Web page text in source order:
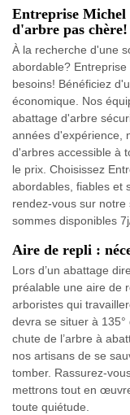
Entreprise Michel
d'arbre pas chère!
À la recherche d'une
abordable?
besoins! Bénéficiez
économique. Nos
abattage d'arbre
années d'expérience,
d'arbres accessible à
le prix. Choisissez
abordables, fiables et
rendez-vous sur
sommes disponibles
Aire de repli :
Lors d’un abattage
préalable une aire de
arboristes qui
devra se situer à
chute de l’arbre à
nos artisans de se
tomber. Rassurez-
mettrons tout en
toute quiétude.